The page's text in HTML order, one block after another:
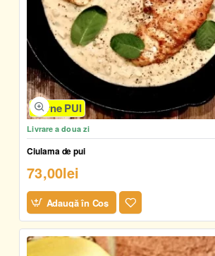
Carne PUI
Livrare a doua zi
Ciulama de pui
73,00lei
Adaugă în Coş